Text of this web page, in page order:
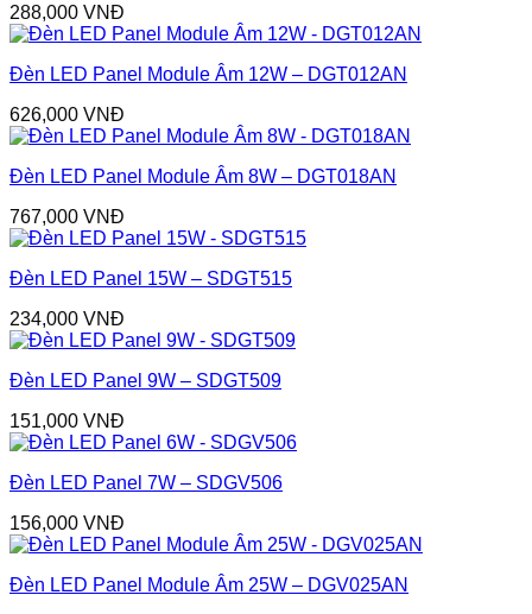
288,000 VNĐ
Đèn LED Panel Module Âm 12W – DGT012AN
626,000 VNĐ
Đèn LED Panel Module Âm 8W – DGT018AN
767,000 VNĐ
Đèn LED Panel 15W – SDGT515
234,000 VNĐ
Đèn LED Panel 9W – SDGT509
151,000 VNĐ
Đèn LED Panel 7W – SDGV506
156,000 VNĐ
Đèn LED Panel Module Âm 25W – DGV025AN